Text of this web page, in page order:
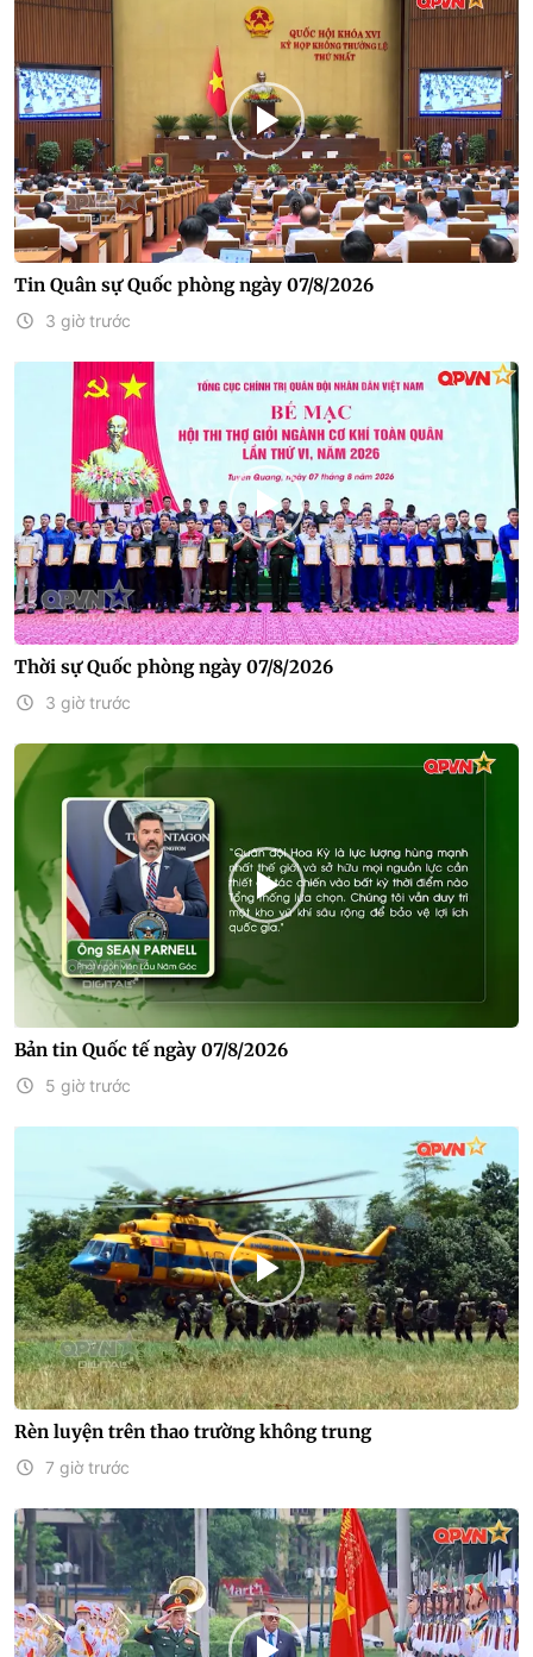
Tin Quân sự Quốc phòng ngày 07/8/2026
3 giờ trước
Thời sự Quốc phòng ngày 07/8/2026
3 giờ trước
Bản tin Quốc tế ngày 07/8/2026
5 giờ trước
Rèn luyện trên thao trường không trung
7 giờ trước